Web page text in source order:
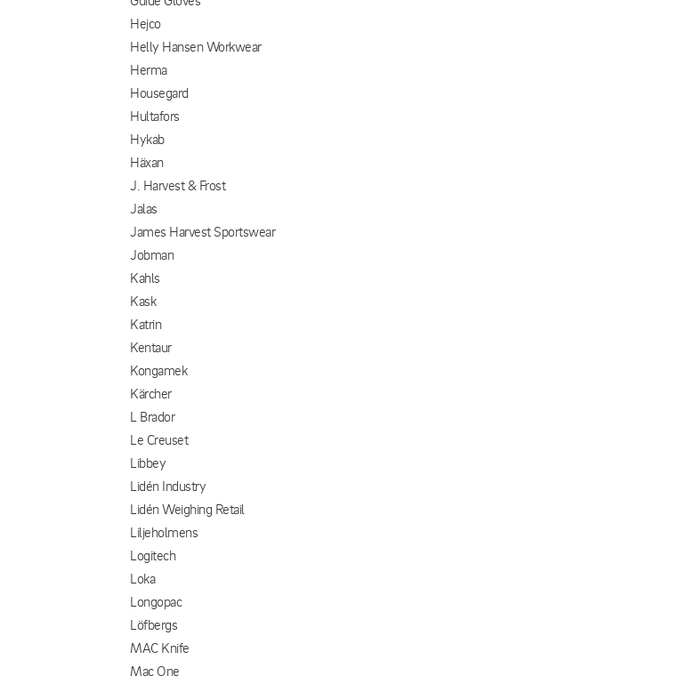
Hejco
Helly Hansen Workwear
Herma
Housegard
Hultafors
Hykab
Häxan
J. Harvest & Frost
Jalas
James Harvest Sportswear
Jobman
Kahls
Kask
Katrin
Kentaur
Kongamek
Kärcher
L Brador
Le Creuset
Libbey
Lidén Industry
Lidén Weighing Retail
Liljeholmens
Logitech
Loka
Longopac
Löfbergs
MAC Knife
Mac One